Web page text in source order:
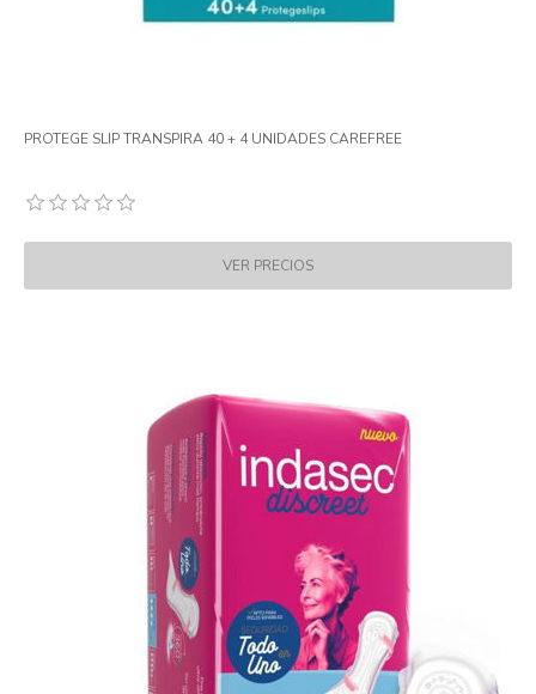
PROTEGE SLIP TRANSPIRA 40 + 4 UNIDADES CAREFREE